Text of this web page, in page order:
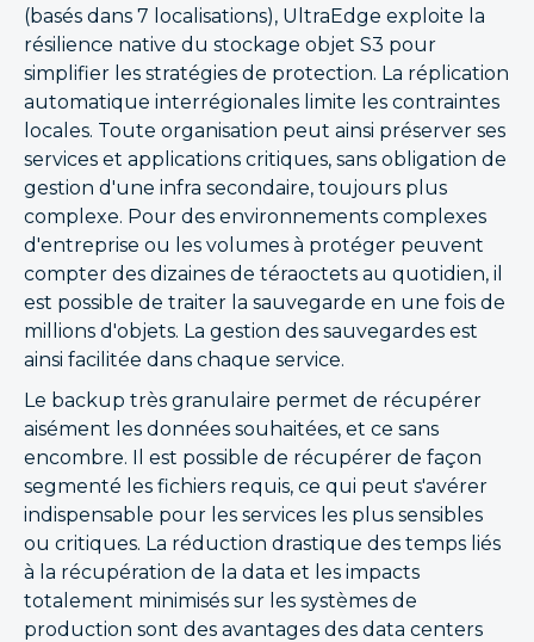
(basés dans 7 localisations), UltraEdge exploite la
résilience native du stockage objet S3 pour
simplifier les stratégies de protection. La réplication
automatique interrégionales limite les contraintes
locales. Toute organisation peut ainsi préserver ses
services et applications critiques, sans obligation de
gestion d'une infra secondaire, toujours plus
complexe. Pour des environnements complexes
d'entreprise ou les volumes à protéger peuvent
compter des dizaines de téraoctets au quotidien, il
est possible de traiter la sauvegarde en une fois de
millions d'objets. La gestion des sauvegardes est
ainsi facilitée dans chaque service.
Le backup très granulaire permet de récupérer
aisément les données souhaitées, et ce sans
encombre. Il est possible de récupérer de façon
segmenté les fichiers requis, ce qui peut s'avérer
indispensable pour les services les plus sensibles
ou critiques. La réduction drastique des temps liés
à la récupération de la data et les impacts
totalement minimisés sur les systèmes de
production sont des avantages des data centers